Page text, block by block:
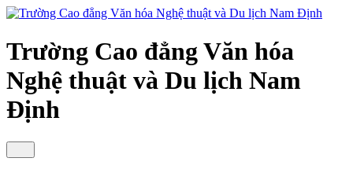
Trường Cao đẳng Văn hóa
Nghệ thuật và Du lịch Nam
Định